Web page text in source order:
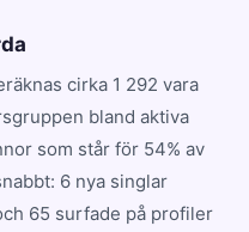
cirka 1 292 vara
bland aktiva
som står för 54% av
6 nya singlar
65 surfade på profiler